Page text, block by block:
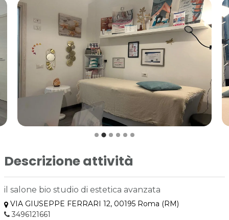
Descrizione attività
il salone bio studio di estetica avanzata
VIA GIUSEPPE FERRARI 12, 00195 Roma (RM)
3496121661